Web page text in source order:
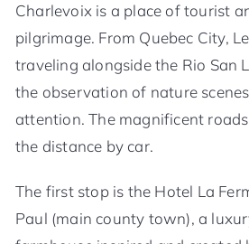
Charlevoix is a place of tourist
pilgrimage. From Quebec City,
traveling alongside the Rio San
the observation of nature
attention. The magnificent
the distance by car.
The first stop is the Hotel La
Paul (main county town), a